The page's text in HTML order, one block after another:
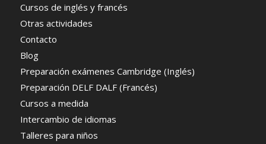
Cursos de inglés y francés
Otras actividades
Contacto
Blog
Preparación exámenes Cambridge (Inglés)
Preparación DELF DALF (Francés)
Cursos a medida
Intercambio de idiomas
Talleres para niños